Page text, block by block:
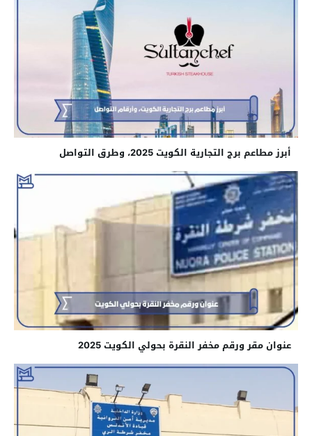
أبرز مطاعم برج التجارية الكويت 2025، وطرق التواصل
عنوان مقر ورقم مخفر النقرة بحولي الكويت 2025